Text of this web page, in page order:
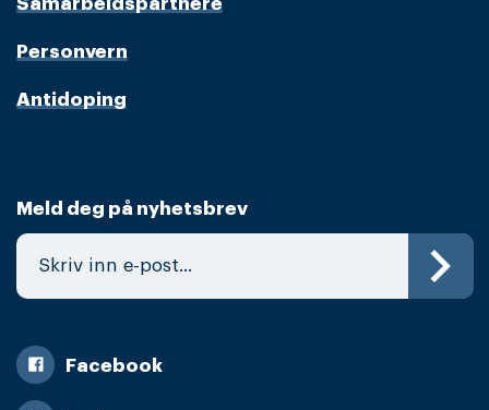
Personvern
Antidoping
Meld deg på nyhetsbrev
Facebook